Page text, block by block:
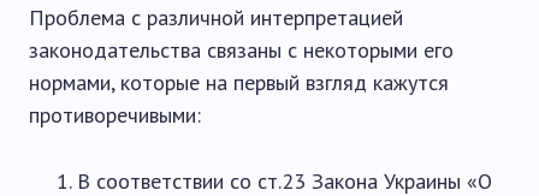
Проблема с различной интерпретацией
законодательства связаны с некоторыми его
нормами, которые на первый взгляд кажутся
противоречивыми:
В соответствии со ст.23 Закона Украины «О